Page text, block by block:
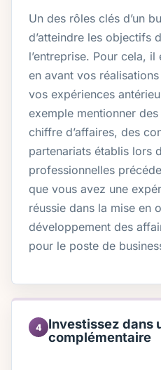
Un des rôles clés d’un
d’atteindre les objectifs
l’entreprise. Pour cela,
en avant vos
vos expériences
exemple mentionner
chiffre d’affaires, des
partenariats établis lors
professionnelles
que vous avez une
réussie dans la mise en
développement des
pour le poste de
4
Investissez dans
complémentaire